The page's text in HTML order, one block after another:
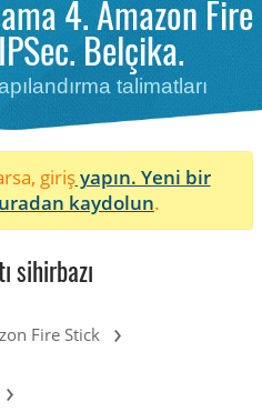
4. Amazon Fire
Belçika.
talimatları
girişyapın. Yeni bir
kaydolun.
sihirbazı
Fire Stick ›
›